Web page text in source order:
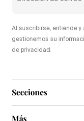
Secciones
Más
Al suscribirse, entiende
gestionemos su
de privacidad.